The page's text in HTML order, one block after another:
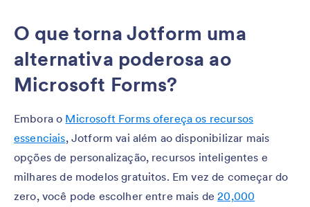
O que torna Jotform uma
alternativa poderosa ao
Microsoft Forms?
Embora o Microsoft Forms ofereça os recursos
essenciais, Jotform vai além ao disponibilizar mais
opções de personalização, recursos inteligentes e
milhares de modelos gratuitos. Em vez de começar do
zero, você pode escolher entre mais de20,000